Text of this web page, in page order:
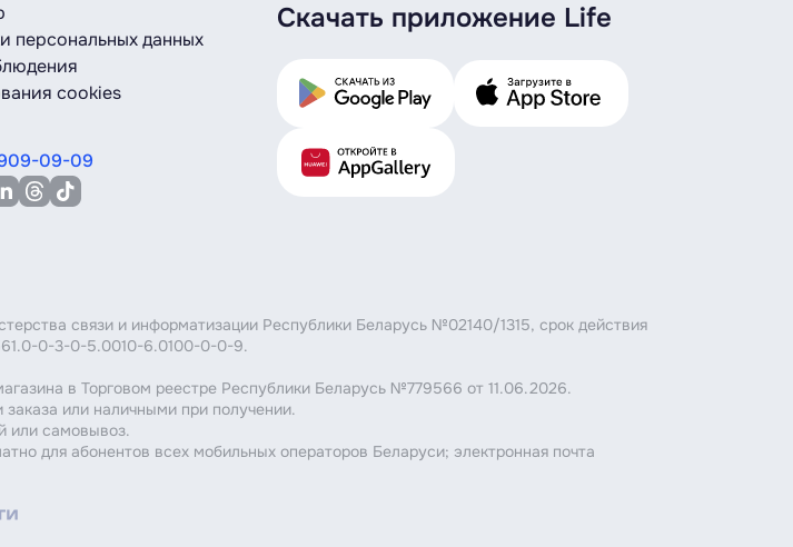
персональных данных
cookies
09-09
Скачать приложение Life
связи и информатизации Республики Беларусь №02140/1315, срок действия
0-3-0-5.0010-6.0100-0-0-9.
в Торговом реестре Республики Беларусь №779566 от 11.06.2026.
или наличными при получении.
или самовывоз.
для абонентов всех мобильных операторов Беларуси; электронная почта